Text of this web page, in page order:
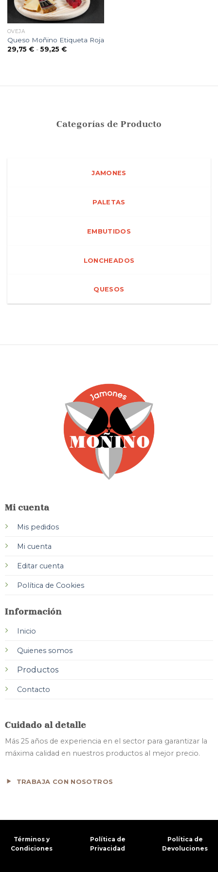
OVEJA
Queso Moñino Etiqueta Roja
29,75 € - 59,25 €Rango
59,25 €
Categorías de Producto
JAMONES
PALETAS
EMBUTIDOS
LONCHEADOS
QUESOS
Mi cuenta
Mis pedidos
Mi cuenta
Editar cuenta
Política de Cookies
Información
Inicio
Quienes somos
Productos
Contacto
Cuidado al detalle
Más 25 años de experiencia en el sector para garantizar la
máxima calidad en nuestros productos al mejor precio.
TRABAJA CON NOSOTROS
Términos y
Condiciones
Política de
Privacidad
Política de
Devoluciones